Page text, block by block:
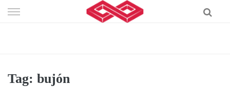
Skip
Tag: bujón